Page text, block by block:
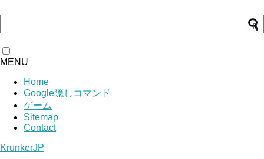
MENU
Home
Google隠しコマンド
ゲーム
Sitemap
Contact
KrunkerJP